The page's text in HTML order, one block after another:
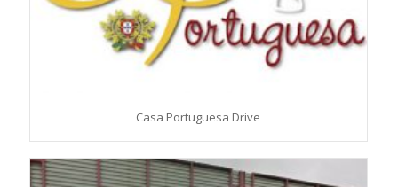
Casa Portuguesa Drive